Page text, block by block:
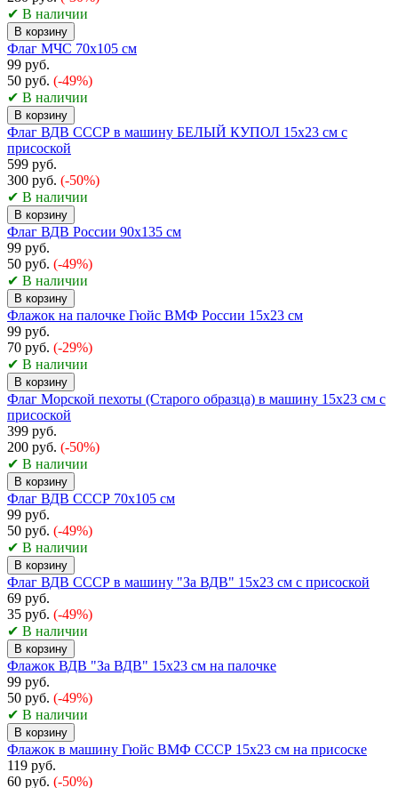
✔ В наличии
В корзину
Флаг МЧС 70х105 см
99 руб.
50 руб. (-49%)
✔ В наличии
В корзину
Флаг ВДВ СССР в машину БЕЛЫЙ КУПОЛ 15x23 см с
присоской
599 руб.
300 руб. (-50%)
✔ В наличии
В корзину
Флаг ВДВ России 90х135 см
99 руб.
50 руб. (-49%)
✔ В наличии
В корзину
Флажок на палочке Гюйс ВМФ России 15х23 см
99 руб.
70 руб. (-29%)
✔ В наличии
В корзину
Флаг Морской пехоты (Старого образца) в машину 15x23 см с
присоской
399 руб.
200 руб. (-50%)
✔ В наличии
В корзину
Флаг ВДВ СССР 70х105 см
99 руб.
50 руб. (-49%)
✔ В наличии
В корзину
Флаг ВДВ СССР в машину "За ВДВ" 15x23 см с присоской
69 руб.
35 руб. (-49%)
✔ В наличии
В корзину
Флажок ВДВ "За ВДВ" 15х23 см на палочке
99 руб.
50 руб. (-49%)
✔ В наличии
В корзину
Флажок в машину Гюйс ВМФ СССР 15х23 см на присоске
119 руб.
60 руб. (-50%)